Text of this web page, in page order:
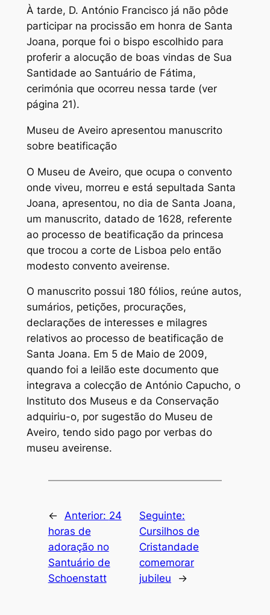
À tarde, D. António Francisco já não pôde
participar na procissão em honra de Santa
Joana, porque foi o bispo escolhido para
proferir a alocução de boas vindas de Sua
Santidade ao Santuário de Fátima,
cerimónia que ocorreu nessa tarde (ver
página 21).
Museu de Aveiro apresentou manuscrito
sobre beatificação
O Museu de Aveiro, que ocupa o convento
onde viveu, morreu e está sepultada Santa
Joana, apresentou, no dia de Santa Joana,
um manuscrito, datado de 1628, referente
ao processo de beatificação da princesa
que trocou a corte de Lisboa pelo então
modesto convento aveirense.
O manuscrito possui 180 fólios, reúne autos,
sumários, petições, procurações,
declarações de interesses e milagres
relativos ao processo de beatificação de
Santa Joana. Em 5 de Maio de 2009,
quando foi a leilão este documento que
integrava a colecção de António Capucho, o
Instituto dos Museus e da Conservação
adquiriu-o, por sugestão do Museu de
Aveiro, tendo sido pago por verbas do
museu aveirense.
← Anterior: 24
horas de
adoração no
Santuário de
Schoenstatt
Seguinte:
Cursilhos de
Cristandade
comemorar
jubileu
→